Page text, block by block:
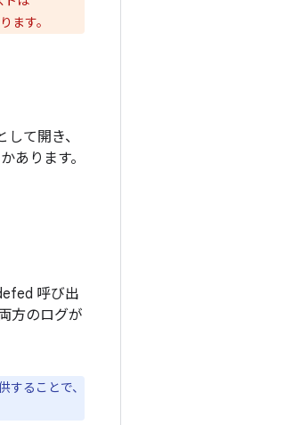
ます。
て開き、
あります。
呼び出
方のログが
ることで、